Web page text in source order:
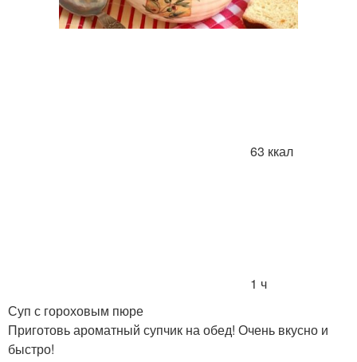
63 ккал
1 ч
Суп с гороховым пюре
Приготовь ароматный супчик на обед! Очень вкусно и
быстро!